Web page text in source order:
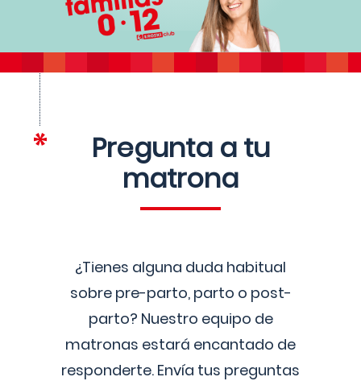
Pregunta a tu
matrona
¿Tienes alguna duda habitual
sobre pre-parto, parto o post-
parto? Nuestro equipo de
matronas estará encantado de
responderte. Envía tus preguntas